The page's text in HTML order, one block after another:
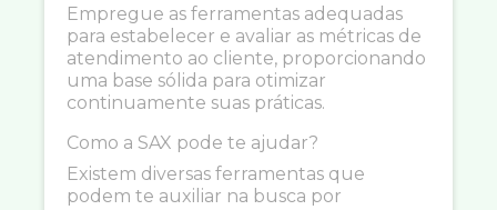
Empregue as ferramentas adequadas
para estabelecer e avaliar as métricas de
atendimento ao cliente, proporcionando
uma base sólida para otimizar
continuamente suas práticas.
Como a SAX pode te ajudar?
Existem diversas ferramentas que
podem te auxiliar na busca por